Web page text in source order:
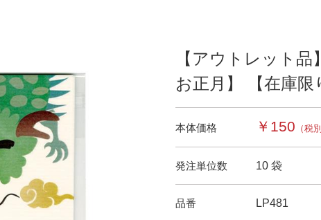
【アウトレット
お正月】 【在庫限
本体価格 ￥150 （税
発注単位数 10 袋
品番 LP481